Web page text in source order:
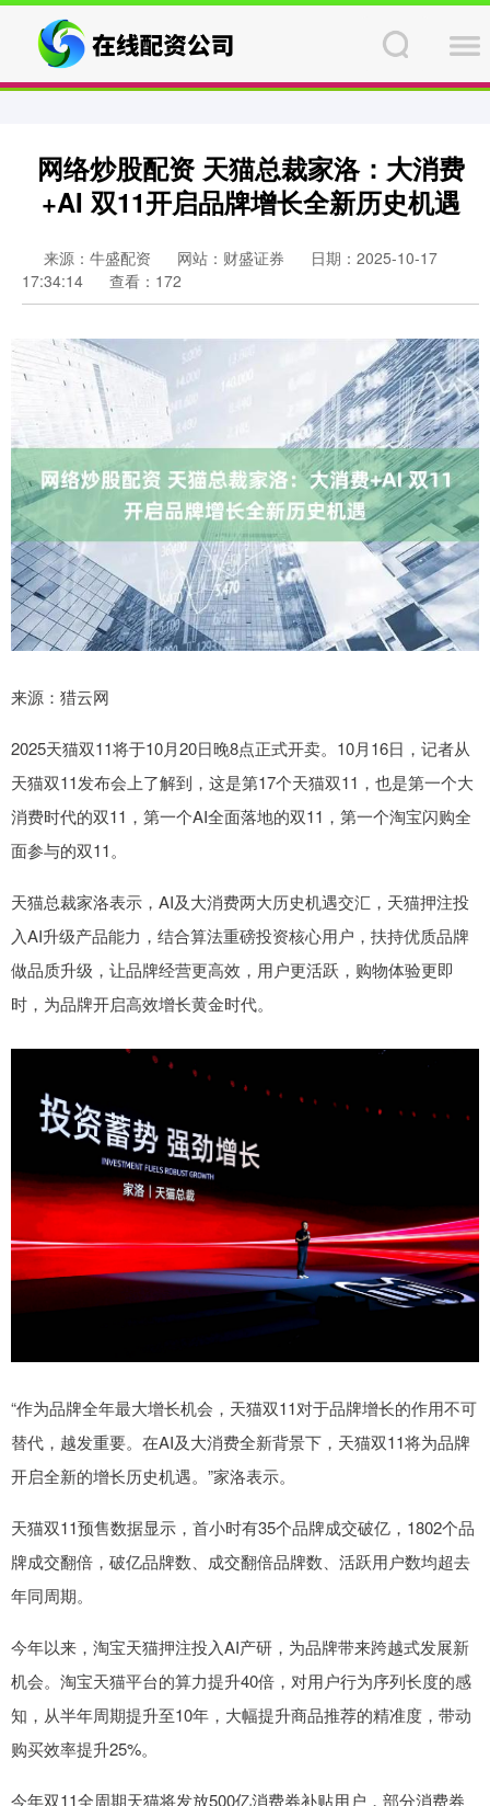
网络炒股配资 天猫总裁家洛：大消费
+AI 双11开启品牌增长全新历史机遇
来源：牛盛配资 网站：财盛证券
日期：2025-10-17
17:34:14
查看：172
来源：猎云网
2025天猫双11将于10月20日晚8点正式开卖。10月16日，记者从
天猫双11发布会上了解到，这是第17个天猫双11，也是第一个大
消费时代的双11，第一个AI全面落地的双11，第一个淘宝闪购全
面参与的双11。
天猫总裁家洛表示，AI及大消费两大历史机遇交汇，天猫押注投
入AI升级产品能力，结合算法重磅投资核心用户，扶持优质品牌
做品质升级，让品牌经营更高效，用户更活跃，购物体验更即
时，为品牌开启高效增长黄金时代。
“作为品牌全年最大增长机会，天猫双11对于品牌增长的作用不可
替代，越发重要。在AI及大消费全新背景下，天猫双11将为品牌
开启全新的增长历史机遇。”家洛表示。
天猫双11预售数据显示，首小时有35个品牌成交破亿，1802个品
牌成交翻倍，破亿品牌数、成交翻倍品牌数、活跃用户数均超去
年同周期。
今年以来，淘宝天猫押注投入AI产研，为品牌带来跨越式发展新
机会。淘宝天猫平台的算力提升40倍，对用户行为序列长度的感
知，从半年周期提升至10年，大幅提升商品推荐的精准度，带动
购买效率提升25%。
今年双11全周期天猫将发放500亿消费券补贴用户，部分消费券